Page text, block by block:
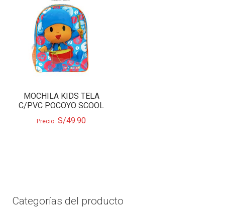
MOCHILA KIDS TELA
C/PVC POCOYO SCOOL
Precio: S/49.90
Categorías del producto